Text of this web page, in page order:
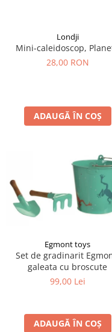
LEGO Architecture
LEGO Ideas
Londji
Mini-caleidoscop,
28,00 RON
ADAUGĂ ÎN COȘ
Egmont toys
Set de gradinarit
galeata cu broscute
99,00 Lei
ADAUGĂ ÎN COȘ